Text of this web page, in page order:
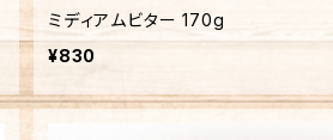
ミディアムビター 170g
¥830